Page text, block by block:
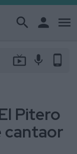
search person menu
live_tv mic phone_android
Pitero
cantaor